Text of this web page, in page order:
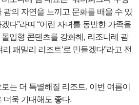
괌의 자연을 느끼고 문화를 배울 수 있
다”라며 “어린 자녀를 동반한 가족을
입형 콘텐츠를 강화해, 리조나레 괌
패밀리 리조트’로 만들겠다”라고 전
는 더 특별해질 리조트. 이번 여름이
더욱 기대해도 좋다.